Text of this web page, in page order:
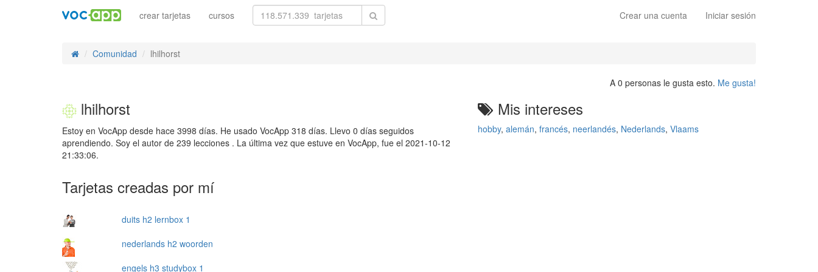
Crear una cuenta Iniciar sesión
crear tarjetas cursos
Comunidad lhilhorst
A 0 personas le gusta esto. Me gusta!
lhilhorst
Estoy en VocApp desde hace 3998 días. He usado VocApp 318 días. Llevo 0 días seguidos
aprendiendo. Soy el autor de 239 lecciones . La última vez que estuve en VocApp, fue el 2021-10-12
21:33:06.
Mis intereses
hobby, alemán, francés, neerlandés, Nederlands, Vlaams
Tarjetas creadas por mí
duits h2 lernbox 1
nederlands h2 woorden
engels h3 studybox 1